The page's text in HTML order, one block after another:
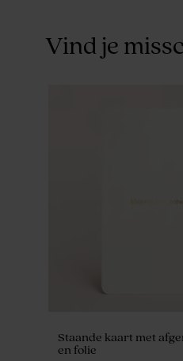
Vind je
Staande kaart met
en folie